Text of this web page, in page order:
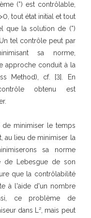
(*) est contrôlable,
tout état initial et tout
que la solution de (*)
tel contrôle peut par
sa norme,
approche conduit à la
Method), cf. [3]. En
obtenu est
de minimiser le temps
au lieu de minimiser la
sa norme
de Lebesgue de son
que la contrôlabilité
à l'aide d'un nombre
ce problème de
dans L², mais peut